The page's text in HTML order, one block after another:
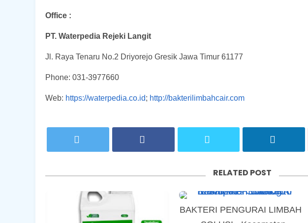
Office :
PT. Waterpedia Rejeki Langit
Jl. Raya Tenaru No.2 Driyorejo Gresik Jawa Timur 61177
Phone: 031-3977660
Web: https://waterpedia.co.id; http://bakterilimbahcair.com
RELATED POST
BAKTERI PENGURAI LIMBAH